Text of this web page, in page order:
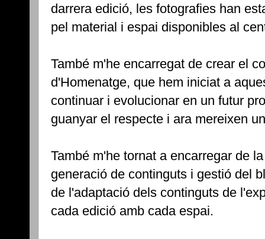
darrera edició, les fotografies han
pel material i espai disponibles al
També m'he encarregat de crear el
d'Homenatge, que hem iniciat a
continuar i evolucionar en un futur
guanyar el respecte i ara mereixen
També m'he tornat a encarregar de
generació de continguts i gestió del
de l'adaptació dels continguts de
cada edició amb cada espai.